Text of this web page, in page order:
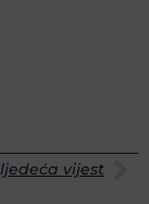
vijest